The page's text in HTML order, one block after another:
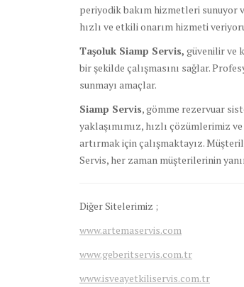
periyodik bakım hizmetleri sunuyor
hızlı ve etkili onarım hizmeti
Taşoluk Siamp Servis, güvenilir ve
bir şekilde çalışmasını sağlar.
sunmayı amaçlar.
Siamp Servis, gömme rezervuar
yaklaşımımız, hızlı çözümlerimiz
artırmak için çalışmaktayız.
Servis, her zaman müşterilerinin
Diğer Sitelerimiz ;
www.artemaservis.com
www.geberitservis.com.tr
www.isveayetkiliservis.com.tr